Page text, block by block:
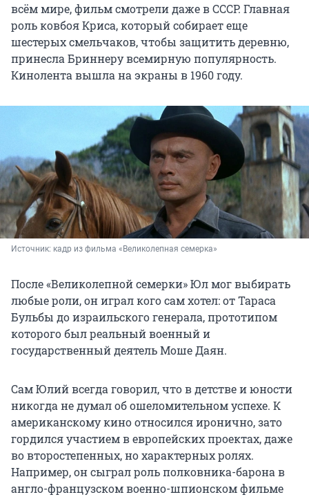
всём мире, фильм смотрели даже в СССР. Главная
роль ковбоя Криса, который собирает еще
шестерых смельчаков, чтобы защитить деревню,
принесла Бриннеру всемирную популярность.
Кинолента вышла на экраны в 1960 году.
Источник: кадр из фильма «Великолепная семерка»
После «Великолепной семерки» Юл мог выбирать
любые роли, он играл кого сам хотел: от Тараса
Бульбы до израильского генерала, прототипом
которого был реальный военный и
государственный деятель Моше Даян.
Сам Юлий всегда говорил, что в детстве и юности
никогда не думал об ошеломительном успехе. К
американскому кино относился иронично, зато
гордился участием в европейских проектах, даже
во второстепенных, но характерных ролях.
Например, он сыграл роль полковника-барона в
англо-французском военно-шпионском фильме